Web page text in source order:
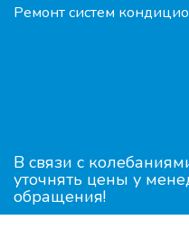
Ремонт систем
В связи с
уточнять цены у
обращения!